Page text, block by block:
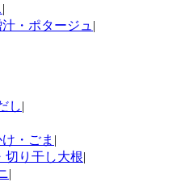
|
・ポタージュ |
し|
・ごま |
切り干し大根|
|